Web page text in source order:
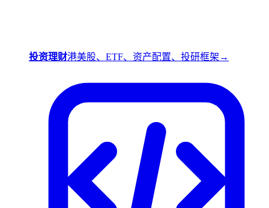
投资理财港美股、ETF、资产配置、投研框架 →